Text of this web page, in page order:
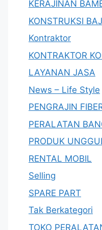
KERAJINAN
KONSTRUKSI
Kontraktor
KONTRAKTOR
LAYANAN JASA
News – Life Style
PENGRAJIN
PERALATAN
PRODUK
RENTAL MOBIL
Selling
SPARE PART
Tak Berkategori
TOKO